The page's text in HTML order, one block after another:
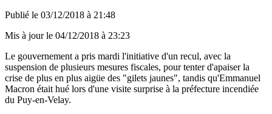
Publié le 03/12/2018 à 21:48
Mis à jour le 04/12/2018 à 23:23
Le gouvernement a pris mardi l'initiative d'un recul, avec la
suspension de plusieurs mesures fiscales, pour tenter d'apaiser la
crise de plus en plus aigüe des "gilets jaunes", tandis qu'Emmanuel
Macron était hué lors d'une visite surprise à la préfecture incendiée
du Puy-en-Velay.